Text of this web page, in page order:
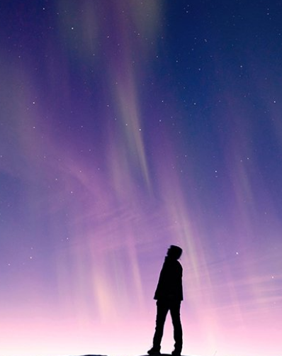
organisaatioille
Kehitämme yli 50 vuoden kokemuksella
korkeatasoisia osaamisen kehittämisen
ratkaisuja, jotka hyödyntävät Aalto-
yliopiston poikkitieteellistä osaamista ja
lähestymistapaa. Autamme
asiakasorganisaatioitamme kehittymään ja
uudistumaan strategisesti. Suunnittelemme
valmennuksia ja koulutusohjelmia sekä
autamme heitä ratkaisemaan liiketoiminnan
nykyisiä ja tulevia haasteita.
Lue lisää palveluista
organisaatioille